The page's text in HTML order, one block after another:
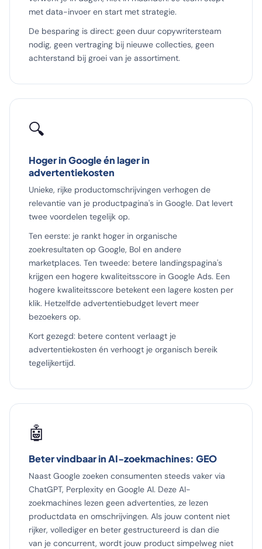
met data-invoer en start met strategie.
De besparing is direct: geen duur copywritersteam
nodig, geen vertraging bij nieuwe collecties, geen
achterstand bij groei van je assortiment.
🔍
Hoger in Google én lager in
advertentiekosten
Unieke, rijke productomschrijvingen verhogen de
relevantie van je productpagina's in Google. Dat levert
twee voordelen tegelijk op.
Ten eerste: je rankt hoger in organische
zoekresultaten op Google, Bol en andere
marketplaces. Ten tweede: betere landingspagina's
krijgen een hogere kwaliteitsscore in Google Ads. Een
hogere kwaliteitsscore betekent een lagere kosten per
klik. Hetzelfde advertentiebudget levert meer
bezoekers op.
Kort gezegd: betere content verlaagt je
advertentiekosten én verhoogt je organisch bereik
tegelijkertijd.
🤖
Beter vindbaar in AI-zoekmachines: GEO
Naast Google zoeken consumenten steeds vaker via
ChatGPT, Perplexity en Google AI. Deze AI-
zoekmachines lezen geen advertenties, ze lezen
productdata en omschrijvingen. Als jouw content niet
rijker, vollediger en beter gestructureerd is dan die
van je concurrent, wordt jouw product simpelweg niet